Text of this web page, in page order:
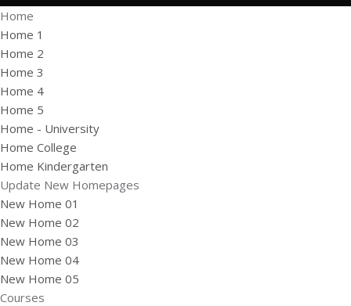
Home
Home 1
Home 2
Home 3
Home 4
Home 5
Home - University
Home College
Home Kindergarten
Update New Homepages
New Home 01
New Home 02
New Home 03
New Home 04
New Home 05
Courses